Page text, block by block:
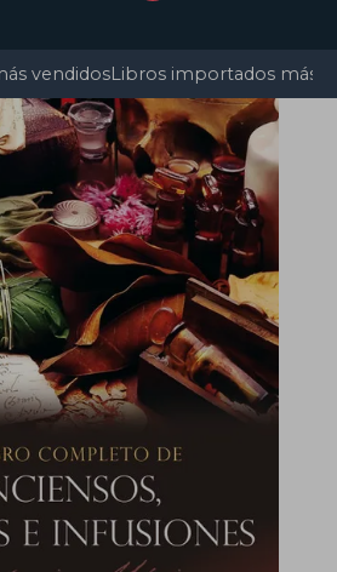
vendidosLibros importados más